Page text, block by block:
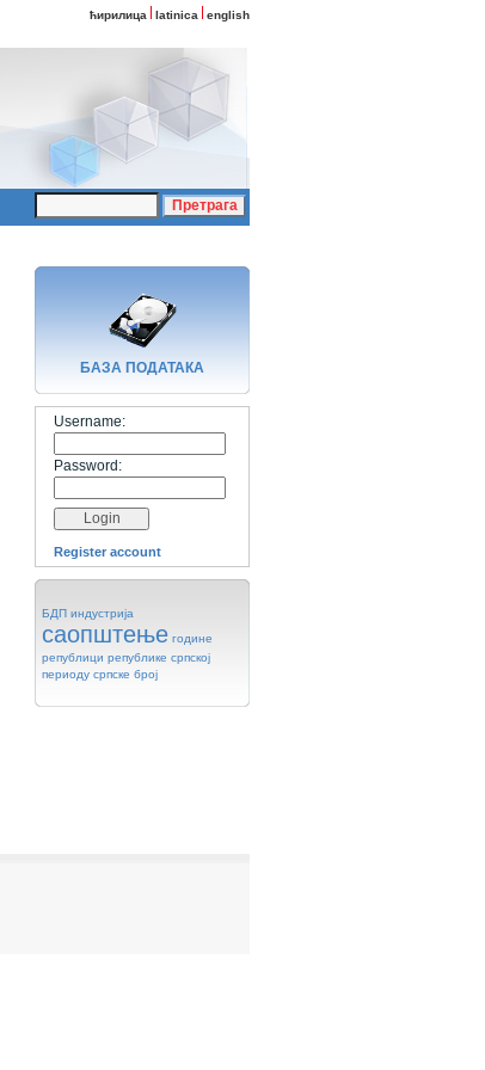
ћирилица latinica english
БАЗA ПОДАТАКА
Username:
Password:
Register account
БДП индустрија
саопштење године
републици републике српској
периоду српске број